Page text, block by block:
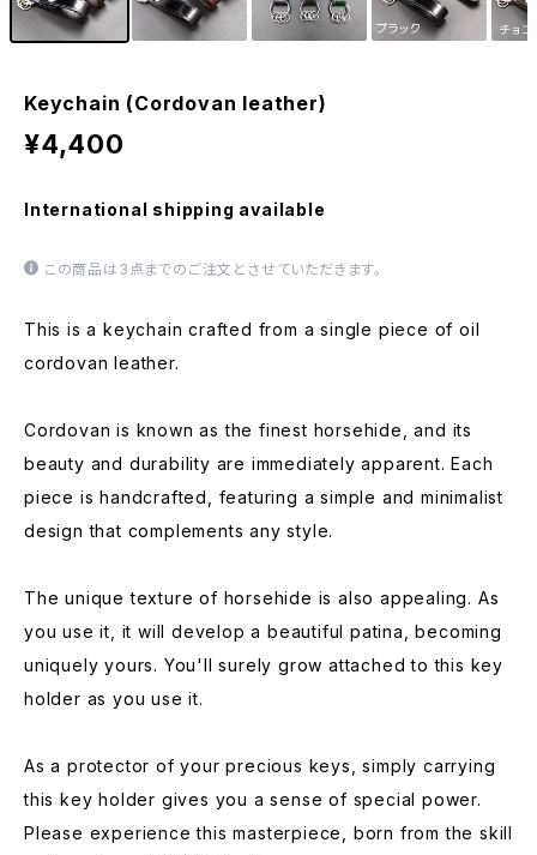
Keychain (Cordovan leather)
¥4,400
International shipping available
この商品は3点までのご注文とさせていただきます。
This is a keychain crafted from a single piece of oil
cordovan leather.
Cordovan is known as the finest horsehide, and its
beauty and durability are immediately apparent. Each
piece is handcrafted, featuring a simple and minimalist
design that complements any style.
The unique texture of horsehide is also appealing. As
you use it, it will develop a beautiful patina, becoming
uniquely yours. You'll surely grow attached to this key
holder as you use it.
As a protector of your precious keys, simply carrying
this key holder gives you a sense of special power.
Please experience this masterpiece, born from the skill